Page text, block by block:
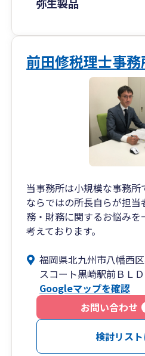
弥生製品
前田修税理士事務
当事務所は小規模な事務
ならではの所長自らが担当
務・財務に関するお悩みを
考えております。
福岡県北九州市八幡西
スコート黒崎駅前ＢＬ
Googleマップを確認
お問い合わせ
検討リス